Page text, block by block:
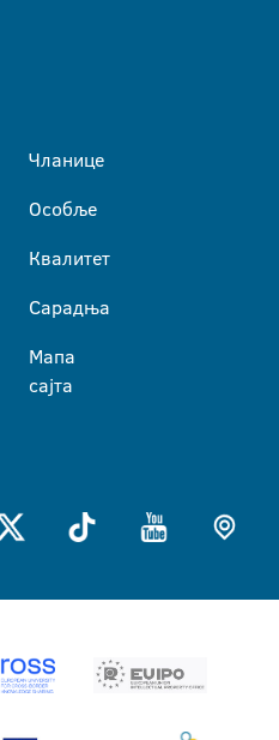
Чланице
Особље
Квалитет
Сарадња
Мапа
сајта